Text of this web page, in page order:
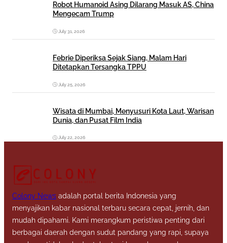
Robot Humanoid Asing Dilarang Masuk AS, China
Mengecam Trump
July 31, 2026
Febrie Diperiksa Sejak Siang, Malam Hari
Ditetapkan Tersangka TPPU
July 25, 2026
Wisata di Mumbai, Menyusuri Kota Laut, Warisan
Dunia, dan Pusat Film India
July 22, 2026
Colony News adalah portal berita Indonesia yang
menyajikan kabar nasional terbaru secara cepat, jernih, dan
mudah dipahami. Kami merangkum peristiwa penting dari
berbagai daerah dengan sudut pandang yang rapi, supaya